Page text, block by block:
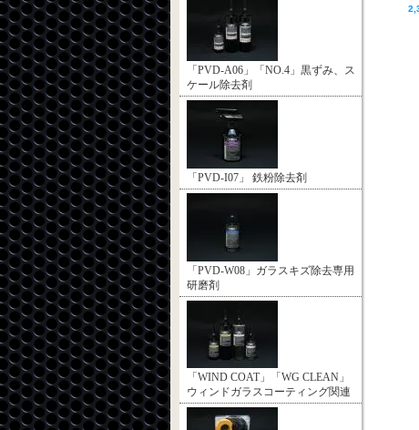
「PVD-A06」「NO.4」黒ずみ、ス
ケール除去剤
「PVD-I07」 鉄粉除去剤
「PVD-W08」ガラスキズ除去専用
研磨剤
「WIND COAT」「WG CLEAN」
ウィンドガラスコーティング関連